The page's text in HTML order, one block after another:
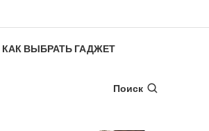
КАК ВЫБРАТЬ ГАДЖЕТ
Поиск